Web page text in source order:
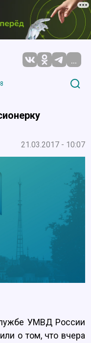
...
21.03.2017 - 10:07
УМВД России
о том, что вчера